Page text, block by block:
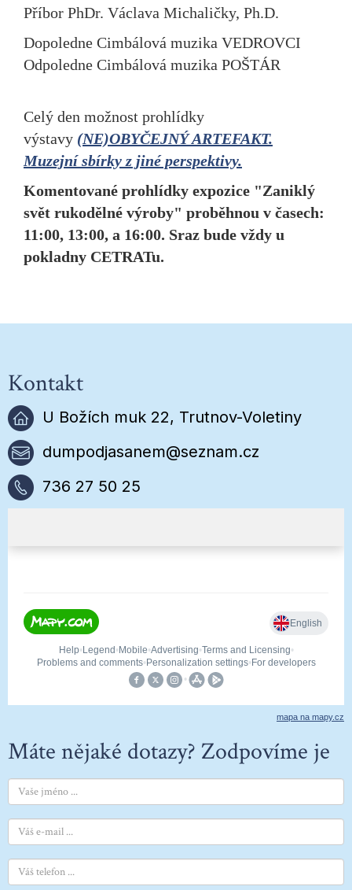
Příbor PhDr. Václava Michaličky, Ph.D.
Dopoledne Cimbálová muzika VEDROVCI
Odpoledne Cimbálová muzika POŠTÁR
Celý den možnost prohlídky
výstavy (NE)OBYČEJNÝ ARTEFAKT.
Muzejní sbírky z jiné perspektivy.
Komentované prohlídky expozice "Zaniklý
svět rukodělné výroby" proběhnou v časech:
11:00, 13:00, a 16:00. Sraz bude vždy u
pokladny CETRATu.
Kontakt
U Božích muk 22, Trutnov-Voletiny
dumpodjasanem@seznam.cz
736 27 50 25
mapa na mapy.cz
Máte nějaké dotazy? Zodpovíme je